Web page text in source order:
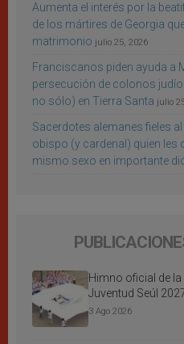
Aumenta el interés por la
de los mártires de Georgia
matrimonio julio 25, 2026
Franciscanos piden ayuda a
persecución de colonos
no sólo) en Tierra Santa julio
Sacerdotes alemanes fieles
obispo (y cardenal) quien les
mismo sexo en importante
Himno oficial de
Juventud Seúl
3 Ago 2026